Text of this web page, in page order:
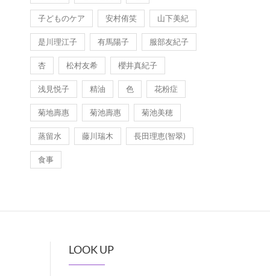
子どものケア 安村侑笑 山下美紀
是川理江子 有馬陽子 服部友紀子
杏 松村友希 櫻井真紀子
浅見悦子 精油 色 花粉症
菊地壽惠 菊池壽惠 菊池美穂
蒸留水 藤川瑞木 長田理恵(智翠)
食事
LOOK UP